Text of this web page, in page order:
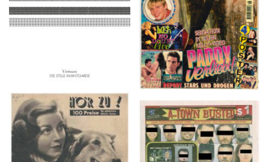
HÖR ZU! – 1949,
NUMMER 10, Woche
vom 27. Februar bis 05.
A-TOWN BUSTED –
8/15/16–9/1/16